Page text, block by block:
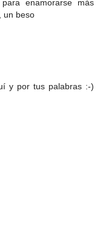
enamorarse más
un beso
y por tus palabras :-)